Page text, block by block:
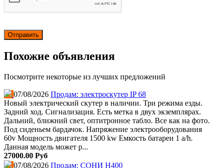
Похожие объявления
Посмотрите некоторые из лучших предложений
07/08/2026 Продам: электроскутер IP 68
Новый электрический скутер в наличии. Три режима езды.
Задний ход. Сигнализация. Есть метка в двух экземплярах.
Дальний, ближний свет, оптитронное табло. Все как на фото.
Под сиденьем бардачок. Напряжение электрооборудования
60v Мощность двигателя 1500 kw Емкость батареи 1 a/h.
Данная модель может р...
27000.00 Руб
07/08/2026 Продам: СОНИ Н400